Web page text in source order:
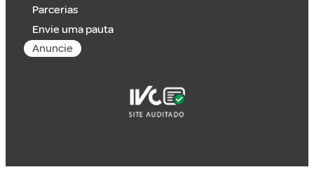
Parcerias
Envie uma pauta
Anuncie